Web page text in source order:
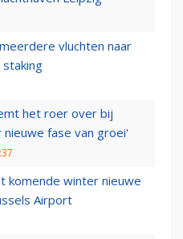
vluchten naar
staking
het roer over bij
nieuwe fase van groei'
komende winter nieuwe
Airport